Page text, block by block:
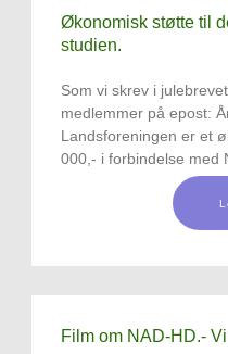
Økonomisk støtte til
studien.
Som vi skrev i
medlemmer på epost:
Landsforeningen er et
000,- i forbindelse med
Film om NAD-HD.-